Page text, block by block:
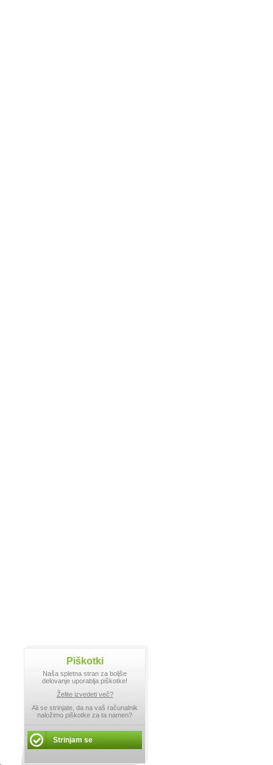
Piškotki
Naša spletna stran za boljše
delovanje uporablja piškotke!
Želite izvedeti več?
Ali se strinjate, da na vaš računalnik
naložimo piškotke za ta namen?
Strinjam se